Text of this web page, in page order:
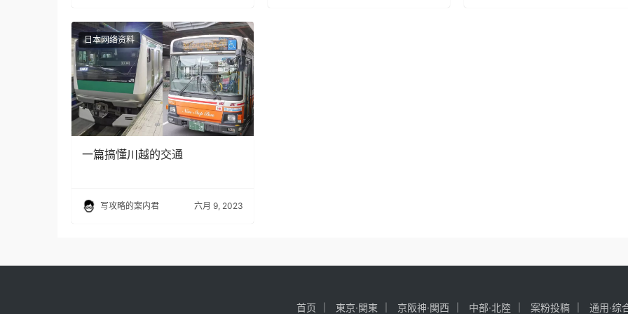
日本网络资料
一篇搞懂川越的交通
写攻略的案内君 六月 9, 2023
首页 東京·関東 京阪神·関西 中部·北陸 案粉投稿 通用·综